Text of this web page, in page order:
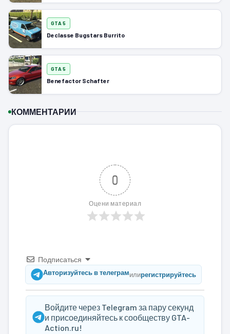
GTA 5
Declasse Bugstars Burrito
GTA 5
Benefactor Schafter
КОММЕНТАРИИ
0
Оцени материал
Подписаться
Авторизуйтесь в телеграмилирегистрируйтесь
Войдите через Telegram за пару секунд
и присоединяйтесь к сообществу GTA-
Action.ru!